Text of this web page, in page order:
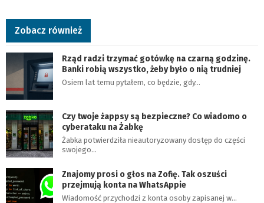
Zobacz również
Rząd radzi trzymać gotówkę na czarną godzinę.
Banki robią wszystko, żeby było o nią trudniej
Osiem lat temu pytałem, co będzie, gdy…
Czy twoje żappsy są bezpieczne? Co wiadomo o
cyberataku na Żabkę
Żabka potwierdziła nieautoryzowany dostęp do części
swojego…
Znajomy prosi o głos na Zofię. Tak oszuści
przejmują konta na WhatsAppie
Wiadomość przychodzi z konta osoby zapisanej w…